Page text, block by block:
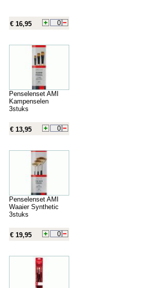
€ 16,95
Penselenset AMI
Kampenselen
3stuks
€ 13,95
Penselenset AMI
Waaier Synthetic
3stuks
€ 19,95